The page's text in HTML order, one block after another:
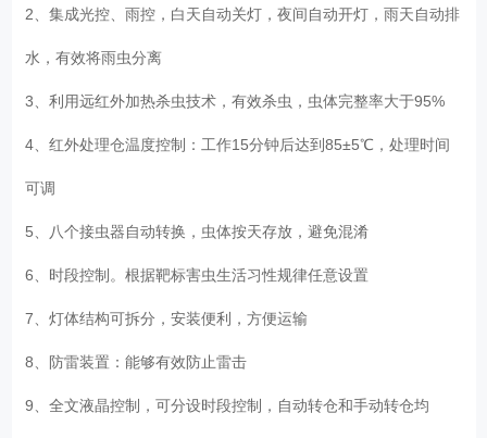
2、集成光控、雨控，白天自动关灯，夜间自动开灯，雨天自动排
水，有效将雨虫分离
3、利用远红外加热杀虫技术，有效杀虫，虫体完整率大于95%
4、红外处理仓温度控制：工作15分钟后达到85±5℃，处理时间
可调
5、八个接虫器自动转换，虫体按天存放，避免混淆
6、时段控制。根据靶标害虫生活习性规律任意设置
7、灯体结构可拆分，安装便利，方便运输
8、防雷装置：能够有效防止雷击
9、全文液晶控制，可分设时段控制，自动转仓和手动转仓均